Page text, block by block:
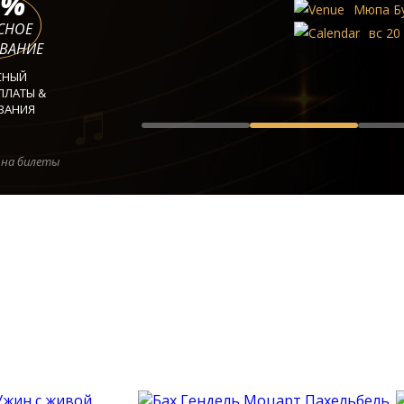
&
билеты
Мюпа Будапешт
вс 20 сент. 2026 - ср 21 окт.